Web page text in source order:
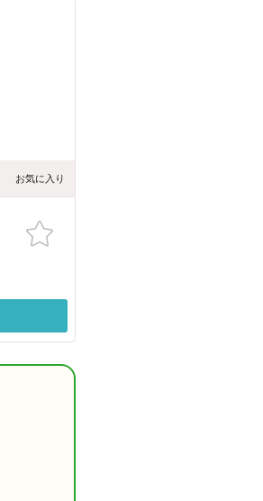
お気に入り